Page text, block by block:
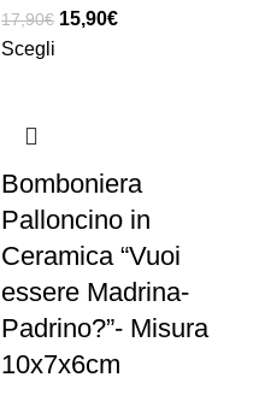
17,90€ 15,90€
Scegli
Bomboniera
Palloncino in
Ceramica “Vuoi
essere Madrina-
Padrino?”- Misura
10x7x6cm